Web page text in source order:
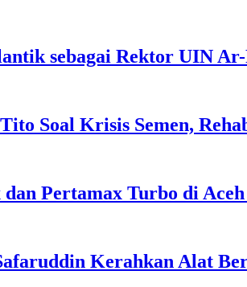
sebagai Rektor UIN Ar-
Soal Krisis Semen,
Pertamax Turbo di
Kerahkan Alat